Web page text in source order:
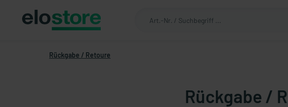
Rückgabe / Retoure
Rückgabe /